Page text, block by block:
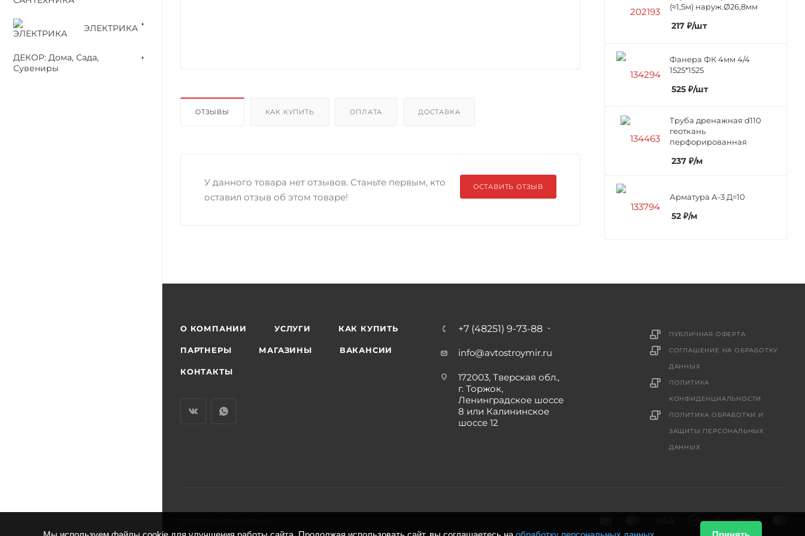
ЭЛЕКТРИКА
ДЕКОР: Дома, Сада,
Сувениры
ОТЗЫВЫ КАК КУПИТЬ ОПЛАТА ДОСТАВКА
ОСТАВИТЬ ОТЗЫВ
У данного товара нет отзывов. Станьте первым, кто
оставил отзыв об этом товаре!
(≈1,5м) наруж.Ø26,8мм
217 ₽/шт
Фанера ФК 4мм 4/4
1525*1525
525 ₽/шт
Труба дренажная d110
геоткань
перфорированная
237 ₽/м
Арматура А-3 Д=10
52 ₽/м
О КОМПАНИИ УСЛУГИ КАК КУПИТЬ
ПАРТНЕРЫ МАГАЗИНЫ ВАКАНСИИ
КОНТАКТЫ
+7 (48251) 9-73-88
info@avtostroymir.ru
172003, Тверская обл.,
г. Торжок,
Ленинградское шоссе
8 или Калининское
шоссе 12
ПУБЛИЧНАЯ ОФЕРТА
СОГЛАШЕНИЕ НА ОБРАБОТКУ
ДАННЫХ
ПОЛИТИКА
КОНФИДЕНЦИАЛЬНОСТИ
ПОЛИТИКА ОБРАБОТКИ И
ЗАЩИТЫ ПЕРСОНАЛЬНЫХ
ДАННЫХ